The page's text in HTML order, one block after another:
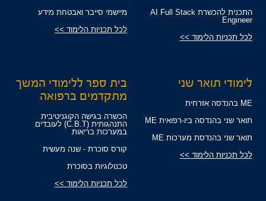
התכנית להכשרת AI Full Stack
Engineer
לכל תכניות הלימוד >>
מיישמי סייבר ואבטחת מידע
לכל תכניות הלימוד >>
לימודי תואר שני
ME בהנדסה אזרחית
תואר שני בהנדסה ביו-רפואית ME
תואר שני בהנדסת מערכות ME
לכל תכניות הלימוד >>
בית ספר ללימודי המשך
מתקדמים ברפואה
הכשרה בגישה הקוגניטיבית
התנהגותית (C.B.T) לעובדים
במערכות בריאות
קורס סוכרת - שנה מעשית
טכנולוגיות בסוכרת
לכל תכניות הלימוד >>